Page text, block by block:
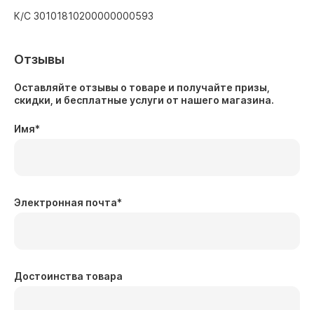
К/С 30101810200000000593
Отзывы
Оставляйте отзывы о товаре и получайте призы,
скидки, и бесплатные услуги от нашего магазина.
Имя*
Электронная почта*
Достоинства товара